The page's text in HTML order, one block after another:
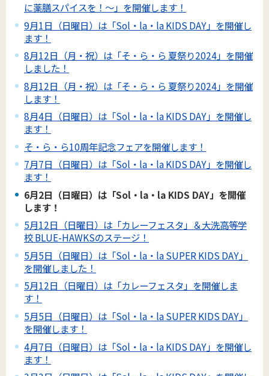
に薬膳スパイスを！～」を開催します！
9月1日（日曜日）は「Sol・la・la KIDS DAY」を開催し
ます！
8月12日（月・祝）は「そ・ら・ら 夏祭り2024」を開催
しました！
8月12日（月・祝）は「そ・ら・ら 夏祭り2024」を開催
します！
8月4日（日曜日）は「Sol・la・la KIDS DAY」を開催し
ます！
そ・ら・ら10周年記念フェアを開催します！
7月7日（日曜日）は「Sol・la・la KIDS DAY」を開催し
ます！
6月2日（日曜日）は「Sol・la・la KIDS DAY」を開催
します！
5月12日（日曜日）は「カレーフェスタ」＆大洗高等学
校 BLUE-HAWKSのステージ！
5月5日（日曜日）は「Sol・la・la SUPER KIDS DAY」
を開催しました！
5月12日（日曜日）は「カレーフェスタ」を開催しま
す！
5月5日（日曜日）は「Sol・la・la SUPER KIDS DAY」
を開催します！
4月7日（日曜日）は「Sol・la・la KIDS DAY」を開催し
ます！